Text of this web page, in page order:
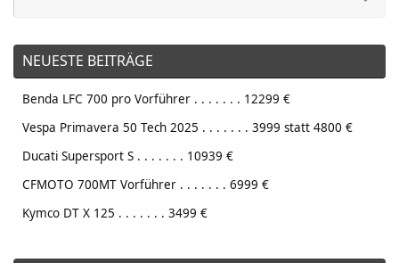
NEUESTE BEITRÄGE
Benda LFC 700 pro Vorführer . . . . . . . 12299 €
Vespa Primavera 50 Tech 2025 . . . . . . . 3999 statt 4800 €
Ducati Supersport S . . . . . . . 10939 €
CFMOTO 700MT Vorführer . . . . . . . 6999 €
Kymco DT X 125 . . . . . . . 3499 €